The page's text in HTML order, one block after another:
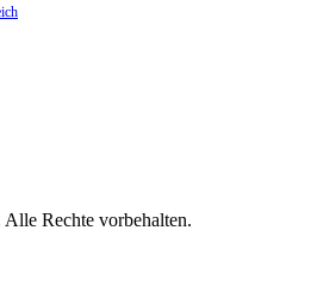
Alle Rechte vorbehalten.